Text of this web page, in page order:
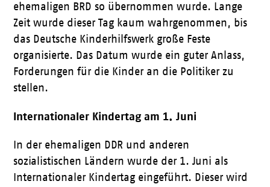
ehemaligen BRD so übernommen wurde. Lange
Zeit wurde dieser Tag kaum wahrgenommen, bis
das Deutsche Kinderhilfswerk große Feste
organisierte. Das Datum wurde ein guter Anlass,
Forderungen für die Kinder an die Politiker zu
stellen.
Internationaler Kindertag am 1. Juni
In der ehemaligen DDR und anderen
sozialistischen Ländern wurde der 1. Juni als
Internationaler Kindertag eingeführt. Dieser wird